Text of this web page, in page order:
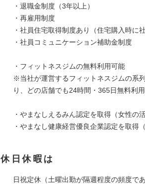
・退職金制度（3年以上）
・再雇用制度
・社員住宅取得制度あり（住宅購入時に
・社員コミュニケーション補助金制度
・フィットネスジムの無料利用可能
※当社が運営するフィットネスジムの系
り、どの店舗でも24時間・365日無料利
・やまなしえるみん認定を取得（女性の活
・やまなし健康経営優良企業認定を取得
休日休暇は
日祝定休（土曜出勤が隔週程度の頻度であ